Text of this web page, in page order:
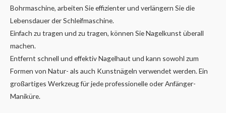
Bohrmaschine, arbeiten Sie effizienter und verlängern Sie die
Lebensdauer der Schleifmaschine.
Einfach zu tragen und zu tragen, können Sie Nagelkunst überall
machen.
Entfernt schnell und effektiv Nagelhaut und kann sowohl zum
Formen von Natur- als auch Kunstnägeln verwendet werden. Ein
großartiges Werkzeug für jede professionelle oder Anfänger-
Maniküre.